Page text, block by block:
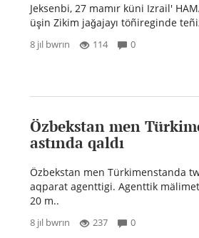
Jeksenbi, 27 mamır küni Izrail'
üşin Zikim jağajayı töñireginde
8 jıl bwrın 114 0
Özbekstan men
astında qaldı
Özbekstan men Türkimenstanda
aqparat agenttigi. Agenttik
20 m..
8 jıl bwrın 237 0